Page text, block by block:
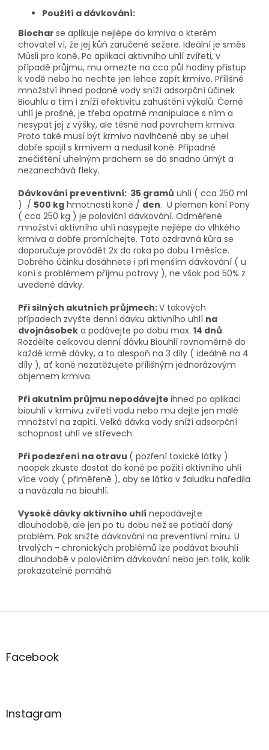
Použití a dávkování:
Biochar se aplikuje nejlépe do krmiva o kterém
chovatel ví, že jej kůń zaručeně sežere. Ideální je směs
Müsli pro koně. Po aplikaci aktivního uhlí zvířeti, v
případě průjmu, mu omezte na cca půl hodiny přístup
k vodě nebo ho nechte jen lehce zapít krmivo. Přílišné
množství ihned podané vody sníží adsorpční účinek
Biouhlu a tím i zníží efektivitu zahuštění výkalů. Černé
uhlí je prašné, je třeba opatrné manipulace s ním a
nesypat jej z výšky, ale těsně nad povrchem krmiva.
Proto také musí být krmivo navlhčené aby se uhel
dobře spojil s krmivem a nedusil koně. Případné
znečištění uhelným prachem se dá snadno úmýt a
nezanechává fleky.
Dávkování preventivní: 35 gramů uhlí ( cca 250 ml
) / 500 kg hmotnosti koně / den. U plemen koní Pony
( cca 250 kg ) je poloviční dávkování. Odměřené
množství aktivního uhlí nasypejte nejlépe do vlhkého
krmiva a dobře promíchejte. Tato ozdravná kůra se
doporučuje provádět 2x do roka po dobu 1 měsíce.
Dobrého účinku dosáhnete i při menším dávkování ( u
koní s problémem příjmu potravy ), ne však pod 50% z
uvedené dávky.
Při silných akutních průjmech:V takových
případech zvyšte denní dávku aktivního uhlí na
dvojnásobek a podávejte po dobu max. 14 dnů.
Rozdělte celkovou denní dávku Biouhlí rovnoměrně do
každé krmé dávky, a to alespoň na 3 díly ( ideálně na 4
díly ), ať koně nezatěžujete přílišným jednorázovým
objemem krmiva.
Při akutním průjmu nepodávejte ihned po aplikaci
biouhlí v krmivu zvířeti vodu nebo mu dejte jen malé
množství na zapití. Velká dávka vody sníží adsorpční
schopnost uhlí ve střevech.
Při podezření na otravu ( pozření toxické látky )
naopak zkuste dostat do koně po požití aktivního uhlí
více vody ( přiměřeně ), aby se látka v žaludku naředila
a navázala na biouhlí.
Vysoké dávky aktivního uhlí nepodávejte
dlouhodobě, ale jen po tu dobu než se potlačí daný
problém. Pak snižte dávkování na preventivní míru. U
trvalých - chronických problémů lze podávat biouhlí
dlouhodobě v polovičním dávkování nebo jen tolik, kolik
prokazatelně pomáhá.
Z
aFacebook
Instagram